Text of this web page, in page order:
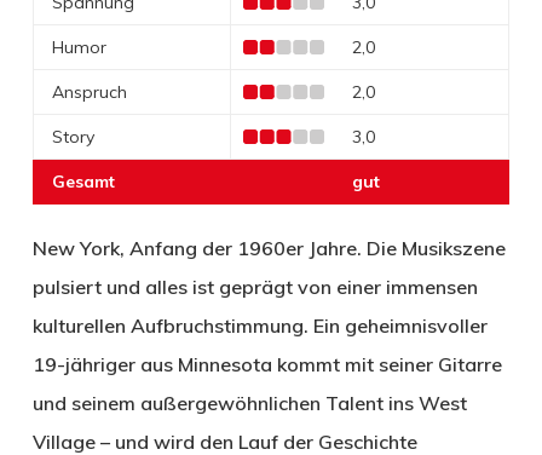
Humor 2,0
Anspruch 2,0
Story 3,0
Gesamt gut
New York, Anfang der 1960er Jahre. Die Musikszene
pulsiert und alles ist geprägt von einer immensen
kulturellen Aufbruchstimmung. Ein geheimnisvoller
19-jähriger aus Minnesota kommt mit seiner Gitarre
und seinem außergewöhnlichen Talent ins West
Village – und wird den Lauf der Geschichte